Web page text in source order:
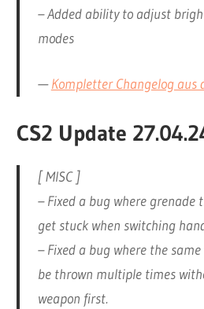
– Added ability to adjust
modes
—Kompletter Changelog aus
CS2 Update
[ MISC ]
– Fixed a bug where
get stuck when switching
– Fixed a bug where the
be thrown multiple times
weapon first.